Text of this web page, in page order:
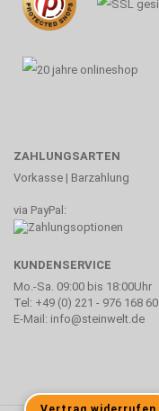
ZAHLUNGSARTEN
Vorkasse | Barzahlung
via PayPal:
KUNDENSERVICE
Mo.-Sa. 09:00 bis 18:00Uhr
Tel: +49 (0) 221 - 976 168 60
E-Mail: info@steinwelt.de